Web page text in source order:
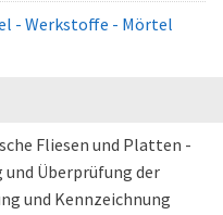
- Werkstoffe - Mörtel
Fliesen und Platten -
Überprüfung der
und Kennzeichnung